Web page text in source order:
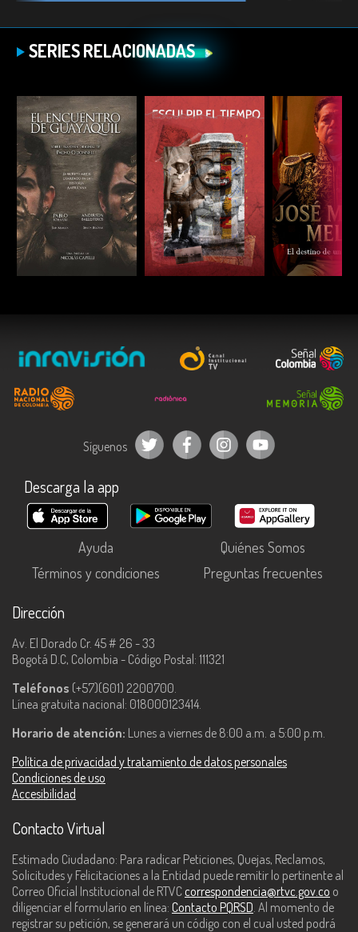
SERIES RELACIONADAS
ESCUCHAR ESCUCHAR
Síguenos
Descarga la app
Ayuda
Quiénes Somos
Términos y condiciones
Preguntas frecuentes
Dirección
Av. El Dorado Cr. 45 # 26 - 33
Bogotá D.C, Colombia - Código Postal: 111321
Teléfonos (+57)(601) 2200700.
Línea gratuita nacional: 018000123414.
Horario de atención: Lunes a viernes de 8:00 a.m. a 5:00 p.m.
Política de privacidad y tratamiento de datos personales
Condiciones de uso
Accesibilidad
Contacto Virtual
Estimado Ciudadano: Para radicar Peticiones, Quejas, Reclamos,
Solicitudes y Felicitaciones a la Entidad puede remitir lo pertinente al
Correo Oficial Institucional de RTVC correspondencia@rtvc.gov.co o
diligenciar el formulario en línea: Contacto PQRSD. Al momento de
registrar su petición, se generará un código con el cual usted podrá